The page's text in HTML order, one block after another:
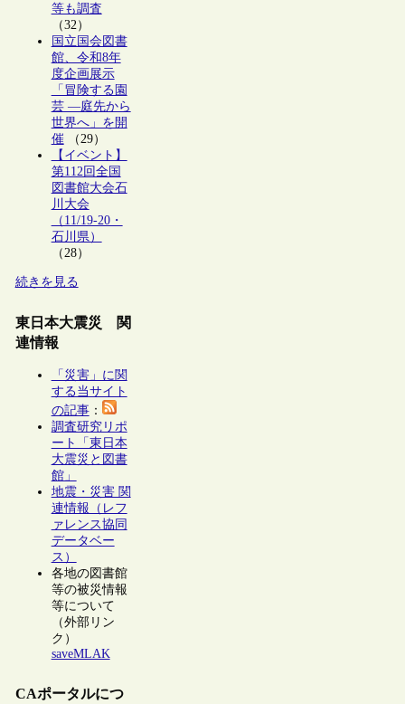
等も調査
（32）
国立国会図書
館、令和8年
度企画展示
「冒険する園
芸 ―庭先から
世界へ」を開
催（29）
【イベント】
第112回全国
図書館大会石
川大会
（11/19-20・
石川県）
（28）
続きを見る
東日本大震災 関
連情報
「災害」に関
する当サイト
の記事：
調査研究リポ
ート「東日本
大震災と図書
館」
地震・災害 関
連情報（レフ
ァレンス協同
データベー
ス）
各地の図書館
等の被災情報
等について
（外部リン
ク）
saveMLAK
CAポータルにつ